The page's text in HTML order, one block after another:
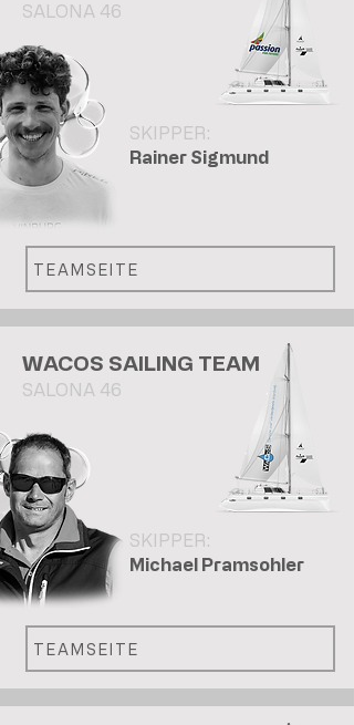
Rainer Sigmund
SALONA 46
SKIPPER:
TEAMSEITE
WACOS SAILING TEAM
Michael Pramsohler
SALONA 46
SKIPPER:
TEAMSEITE